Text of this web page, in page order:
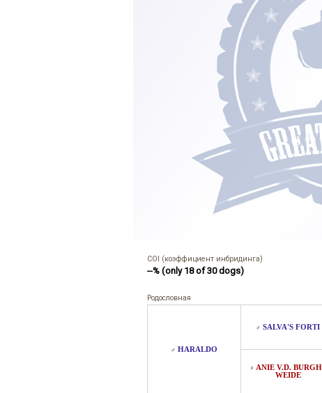
COI (коэффициент инбридинга)
--% (only 18 of 30 dogs)
Родословная
♂ HARALDO
♂ SALVA'S FORTI
♀ ANIE V.D.
WEIDE